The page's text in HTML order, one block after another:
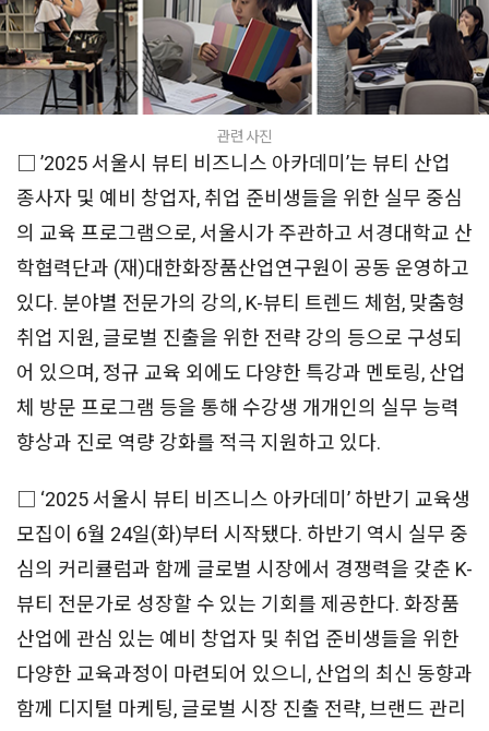
관련 사진
□ ’2025 서울시 뷰티 비즈니스 아카데미’는 뷰티 산업
종사자 및 예비 창업자, 취업 준비생들을 위한 실무 중심
의 교육 프로그램으로, 서울시가 주관하고 서경대학교 산
학협력단과 (재)대한화장품산업연구원이 공동 운영하고
있다. 분야별 전문가의 강의, K-뷰티 트렌드 체험, 맞춤형
취업 지원, 글로벌 진출을 위한 전략 강의 등으로 구성되
어 있으며, 정규 교육 외에도 다양한 특강과 멘토링, 산업
체 방문 프로그램 등을 통해 수강생 개개인의 실무 능력
향상과 진로 역량 강화를 적극 지원하고 있다.
□ ‘2025 서울시 뷰티 비즈니스 아카데미’ 하반기 교육생
모집이 6월 24일(화)부터 시작됐다. 하반기 역시 실무 중
심의 커리큘럼과 함께 글로벌 시장에서 경쟁력을 갖춘 K-
뷰티 전문가로 성장할 수 있는 기회를 제공한다. 화장품
산업에 관심 있는 예비 창업자 및 취업 준비생들을 위한
다양한 교육과정이 마련되어 있으니, 산업의 최신 동향과
함께 디지털 마케팅, 글로벌 시장 진출 전략, 브랜드 관리